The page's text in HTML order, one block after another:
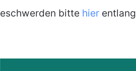
eschwerden bitte hier